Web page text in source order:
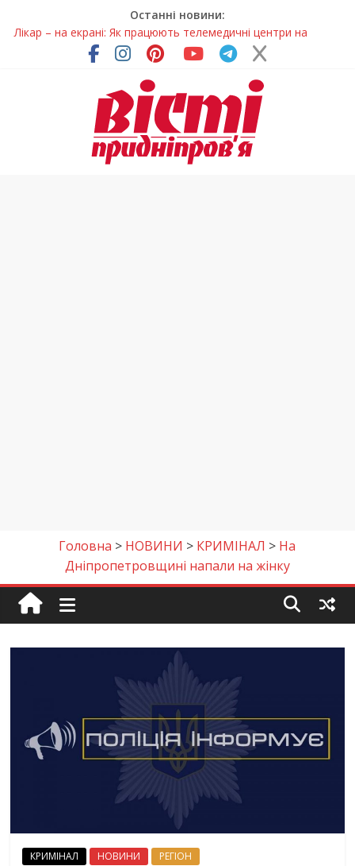
Останні новини:
Лікар – на екрані: Як працюють телемедичні центри на
Дніпропетровщині
У Дніпрі триває масштабна підготовка до опалювального
Пошуки тривають: на Дніпропетровщині досліджують місце
розташування легендарного монастиря (Фото)
Ветерани Дніпропетровщини отримують шанс на власне
Головна > НОВИНИ > КРИМІНАЛ > На
Дніпропетровщині напали на жінку
КРИМІНАЛ НОВИНИ РЕГІОН